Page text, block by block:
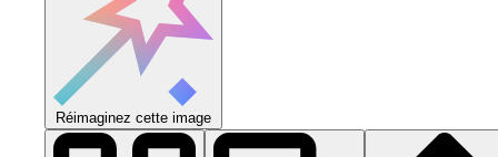
Réimaginez cette image